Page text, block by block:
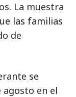
La muestra
las familias
de
se
agosto en el